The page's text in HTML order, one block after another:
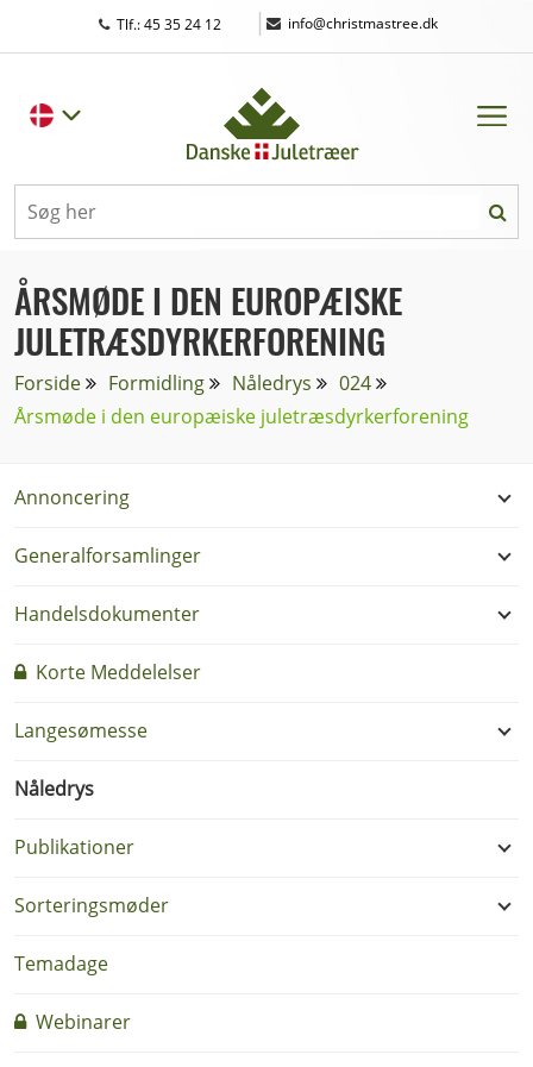
Tlf.: 45 35 24 12 | info@christmastree.dk
ÅRSMØDE I DEN EUROPÆISKE
JULETRÆSDYRKERFORENING
Forside Formidling Nåledrys
024
Årsmøde i den europæiske juletræsdyrkerforening
Annoncering
Generalforsamlinger
Handelsdokumenter
Korte Meddelelser
Langesømesse
Nåledrys
Publikationer
Sorteringsmøder
Temadage
Webinarer